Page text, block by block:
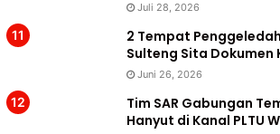
Juli 28, 2026
2 Tempat
Sulteng Sita Dokumen
Juni 26, 2026
Tim SAR Gabungan
Hanyut di Kanal PLTU